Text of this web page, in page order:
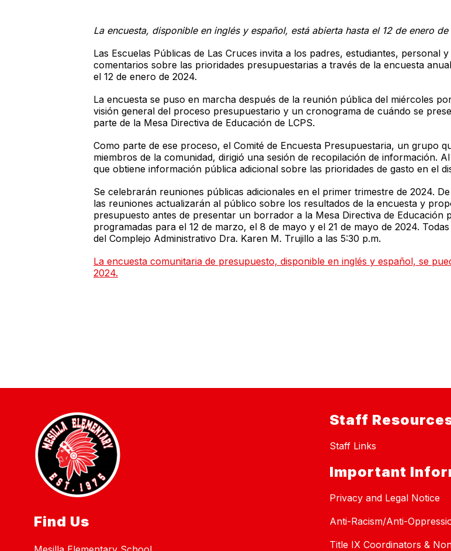
La encuesta, disponible en inglés y español, está abierta hasta el 12 de enero
Las Escuelas Públicas de Las Cruces invita a los padres, estudiantes, personal
comentarios sobre las prioridades presupuestarias a través de la encuesta
el 12 de enero de 2024.
La encuesta se puso en marcha después de la reunión pública del miércoles
visión general del proceso presupuestario y un cronograma de cuándo se
parte de la Mesa Directiva de Educación de LCPS.
Como parte de ese proceso, el Comité de Encuesta Presupuestaria, un grupo
miembros de la comunidad, dirigió una sesión de recopilación de información.
que obtiene información pública adicional sobre las prioridades de gasto en el
Se celebrarán reuniones públicas adicionales en el primer trimestre de 2024.
las reuniones actualizarán al público sobre los resultados de la encuesta y
presupuesto antes de presentar un borrador a la Mesa Directiva de Educación
programadas para el 12 de marzo, el 8 de mayo y el 21 de mayo de 2024.
del Complejo Administrativo Dra. Karen M. Trujillo a las 5:30 p.m.
La encuesta comunitaria de presupuesto, disponible en inglés y español, se
2024.
Find Us
Staff
Staff Links
Important
Privacy and Legal Notice
Anti-Racism/Anti-
Title IX Coordinators &